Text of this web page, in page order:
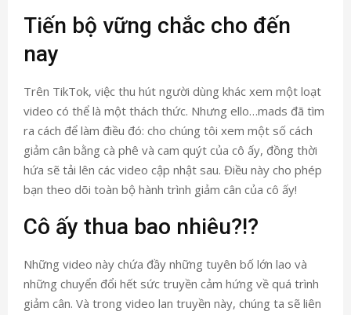
Tiến bộ vững chắc cho đến
nay
Trên TikTok, việc thu hút người dùng khác xem một loạt
video có thể là một thách thức. Nhưng ello…mads đã tìm
ra cách để làm điều đó: cho chúng tôi xem một số cách
giảm cân bằng cà phê và cam quýt của cô ấy, đồng thời
hứa sẽ tải lên các video cập nhật sau. Điều này cho phép
bạn theo dõi toàn bộ hành trình giảm cân của cô ấy!
Cô ấy thua bao nhiêu?!?
Những video này chứa đầy những tuyên bố lớn lao và
những chuyển đổi hết sức truyền cảm hứng về quá trình
giảm cân. Và trong video lan truyền này, chúng ta sẽ liên